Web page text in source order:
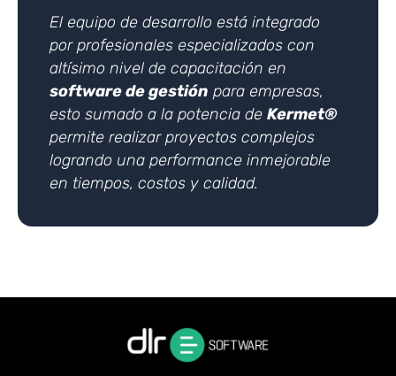
El equipo de desarrollo está integrado
por profesionales especializados con
altísimo nivel de capacitación en
software de gestión para empresas,
esto sumado a la potencia de Kermet®
permite realizar proyectos complejos
logrando una performance inmejorable
en tiempos, costos y calidad.